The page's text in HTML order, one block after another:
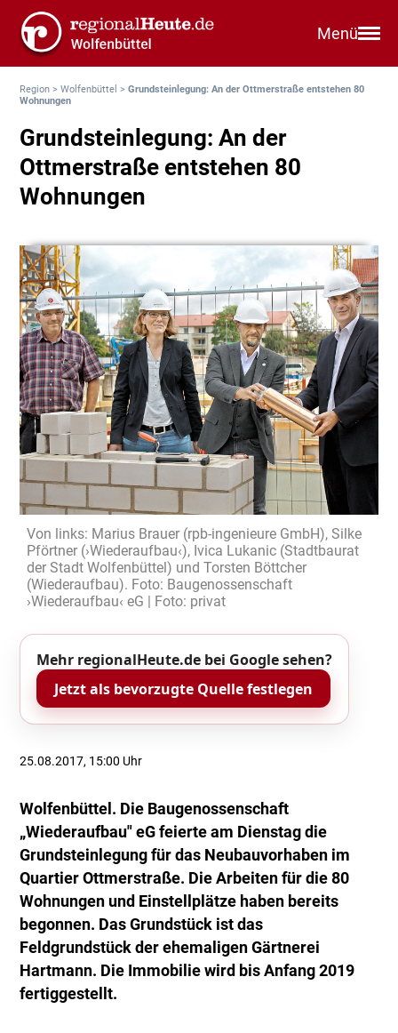
Menü
Region >Wolfenbüttel >Grundsteinlegung: An der Ottmerstraße entstehen 80
Wohnungen
Grundsteinlegung: An der
Ottmerstraße entstehen 80
Wohnungen
Von links: Marius Brauer (rpb-ingenieure GmbH), Silke
Pförtner (›Wiederaufbau‹), Ivica Lukanic (Stadtbaurat
der Stadt Wolfenbüttel) und Torsten Böttcher
(Wiederaufbau). Foto: Baugenossenschaft
›Wiederaufbau‹ eG | Foto: privat
Mehr regionalHeute.de bei Google sehen?
Jetzt als bevorzugte Quelle festlegen
25.08.2017, 15:00 Uhr
Wolfenbüttel. Die Baugenossenschaft
„Wiederaufbau" eG feierte am Dienstag die
Grundsteinlegung für das Neubauvorhaben im
Quartier Ottmerstraße. Die Arbeiten für die 80
Wohnungen und Einstellplätze haben bereits
begonnen. Das Grundstück ist das
Feldgrundstück der ehemaligen Gärtnerei
Hartmann. Die Immobilie wird bis Anfang 2019
fertiggestellt.